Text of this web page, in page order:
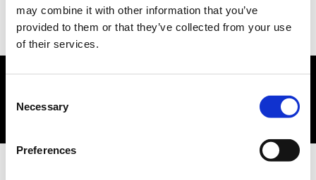
may combine it with other information that you’ve
provided to them or that they’ve collected from your use
of their services.
Selection
Necessary
Preferences